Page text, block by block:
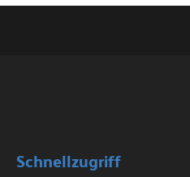
Schnellzugriff